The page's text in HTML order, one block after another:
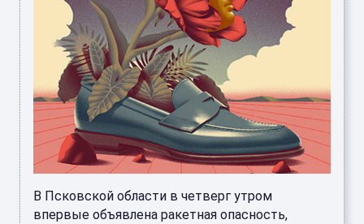
В Псковской области в четверг утром
впервые объявлена ракетная опасность,